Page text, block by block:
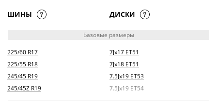
ШИНЫ ДИСКИ
Базовые размеры
225/60 R17
7Jx17 ET51
225/55 R18
7Jx18 ET51
245/45 R19
7.5Jx19 ET53
245/45Z R19
7.5Jx19 ET54